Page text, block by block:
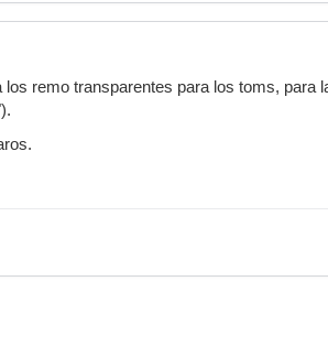
remo transparentes para los toms, para